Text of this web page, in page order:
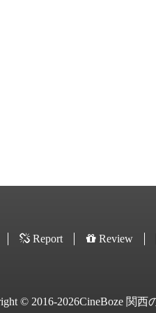
Report Review
© 2016-2026CineBoze 関